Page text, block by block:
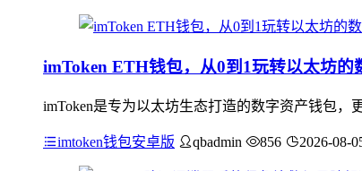
imToken ETH钱包，从0到1玩转以太坊的
imToken是专为以太坊生态打造的数字资产钱包
imtoken钱包安卓版 qbadmin 856 2026-08-